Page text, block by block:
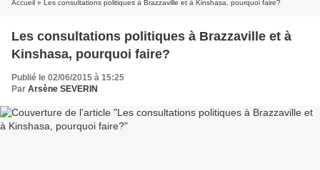
Accueil » Les consultations politiques à Brazzaville et à Kinshasa, pourquoi faire?
Les consultations politiques à Brazzaville et à
Kinshasa, pourquoi faire?
Publié le 02/06/2015 à 15:25
Par Arsène SEVERIN